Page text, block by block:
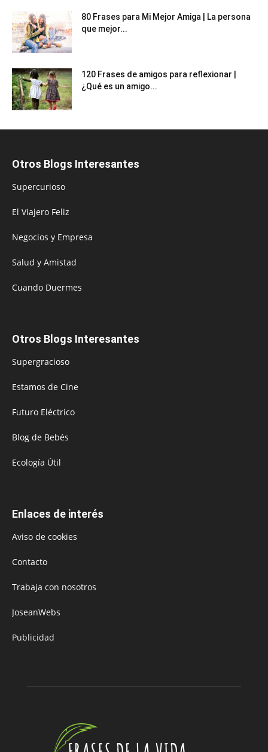
80 Frases para Mi Mejor Amiga | La persona
que mejor...
120 Frases de amigos para reflexionar |
¿Qué es un amigo...
Otros Blogs Interesantes
Supercurioso
El Viajero Feliz
Negocios y Empresa
Salud y Amistad
Cuando Duermes
Otros Blogs Interesantes
Supergracioso
Estamos de Cine
Futuro Eléctrico
Blog de Bebés
Ecología Útil
Enlaces de interés
Aviso de cookies
Contacto
Trabaja con nosotros
JoseanWebs
Publicidad